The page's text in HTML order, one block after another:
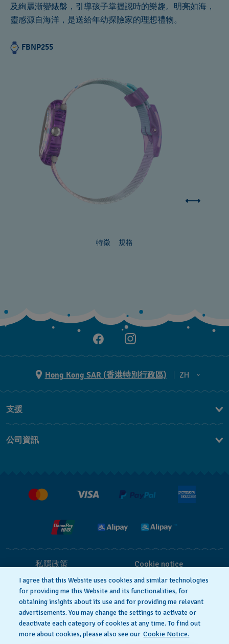
及絢麗漸變錶盤，引導孩子掌握認時的樂趣。明亮如海，
靈感源自海洋，是送給年幼探險家的理想禮物。
FBNP255
特徵 規格
Hong Kong SAR (香港特別行政區)
ZH
ZH
支援
常見問題
公司資訊
私隱政策 Cookie notice
使用條款
瑞士製造
I agree that this Website uses cookies and similar technologies
for providing me this Website and its functionalities, for
obtaining insights about its use and for providing me relevant
advertisements. You may change the settings to activate or
deactivate each category of cookies at any time. To find out
more about cookies, please also see our Cookie Notice.